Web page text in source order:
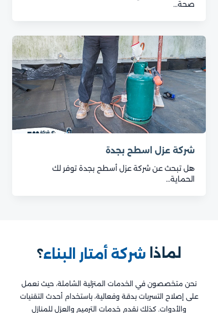
صحة…
شركة عزل اسطح بجدة
هل تبحث عن شركة عزل أسطح بجدة توفر لك
الحماية…
لماذا شركة أمتار البناء؟
نحن متخصصون في الخدمات المنزلية الشاملة، حيث نعمل
على إصلاح التسربات بدقة وفعالية، باستخدام أحدث التقنيات
والأدوات. كذلك نقدم خدمات الترميم والعزل للمنازل